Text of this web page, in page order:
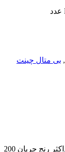
, بی متال چینت
از رنج جریان 1 الی 1.6 آمپر تا حداکثر رنج جریان 200